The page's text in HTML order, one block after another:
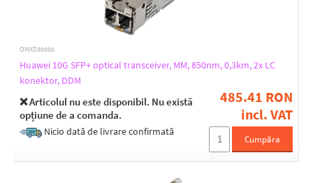
OMXD30000
Huawei 10G SFP+ optical transceiver, MM, 850nm, 0,3km, 2x LC
konektor, DDM
❌ Articolul nu este disponibil. Nu există
opțiune de a comanda.
Nicio dată de livrare confirmată
485.41 RON
incl. VAT
Cumpăra